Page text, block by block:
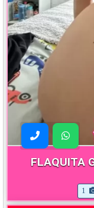
FLAQUITA
1